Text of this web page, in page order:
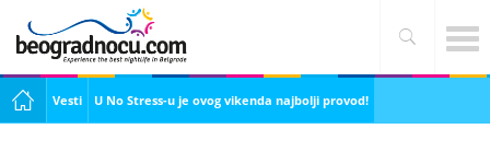
Vesti U No Stress-u je ovog vikenda najbolji provod!